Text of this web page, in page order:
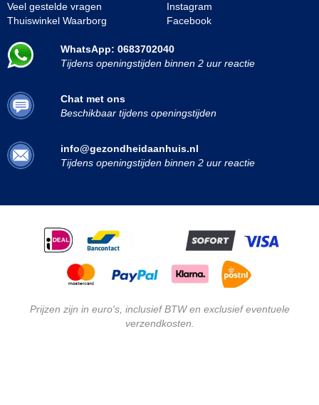
Veel gestelde vragen
Thuiswinkel Waarborg
Instagram
Facebook
WhatsApp: 0683702040
Tijdens openingstijden binnen 2 uur reactie
Chat met ons
Beschikbaar tijdens openingstijden
info@gezondheidaanhuis.nl
Tijdens openingstijden binnen 2 uur reactie
Prijzen zijn in euro's, inclusief BTW en exclusief eventuele
verzendkosten.